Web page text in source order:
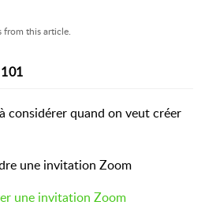
from this article.
considérer quand on veut créer
une invitation Zoom
une invitation Zoom